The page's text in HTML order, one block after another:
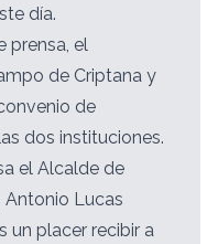
día.
prensa, el
de Criptana y
de
dos instituciones.
el Alcalde de
Antonio Lucas
un placer recibir a